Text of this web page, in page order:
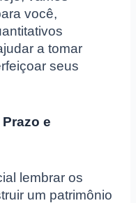
você,
a tomar
seus
e
lembrar os
um patrimônio